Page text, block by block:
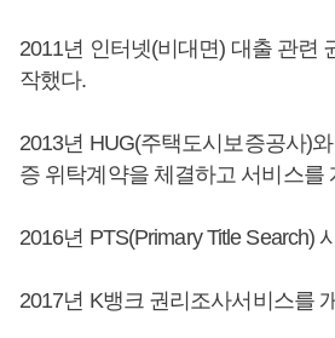
2011년 인터넷(비대면) 대출 관련
작했다.
2013년 HUG(주택도시보증공사)
증 위탁계약을 체결하고 서비스를
2016년 PTS(Primary Title Search)
2017년 K뱅크 권리조사서비스를